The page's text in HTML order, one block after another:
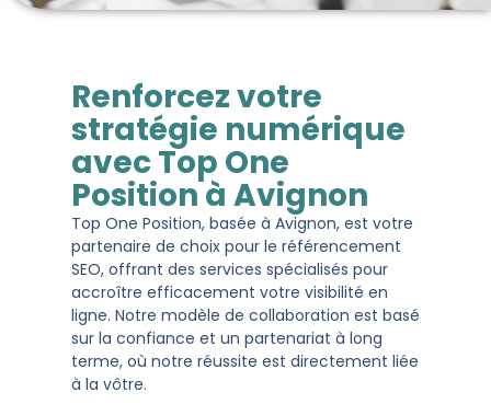
Renforcez votre
stratégie numérique
avec Top One
Position à Avignon
Top One Position, basée à Avignon, est votre
partenaire de choix pour le référencement
SEO, offrant des services spécialisés pour
accroître efficacement votre visibilité en
ligne. Notre modèle de collaboration est basé
sur la confiance et un partenariat à long
terme, où notre réussite est directement liée
à la vôtre.